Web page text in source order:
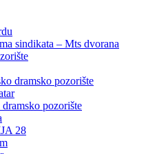
sindikata – Mts dvorana
dramsko pozorište
pozorište
28